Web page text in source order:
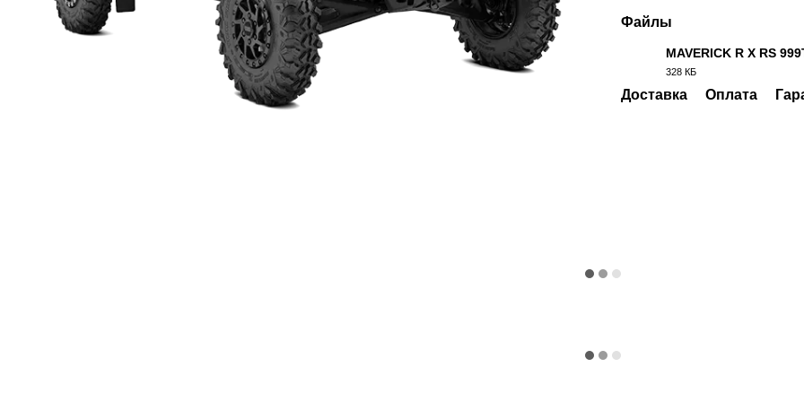
Файлы
MAVERICK R X RS
328 КБ
Доставка Оплата